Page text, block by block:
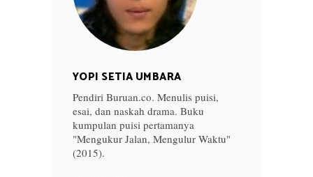
YOPI SETIA UMBARA
Pendiri Buruan.co. Menulis puisi,
esai, dan naskah drama. Buku
kumpulan puisi pertamanya
"Mengukur Jalan, Mengulur Waktu"
(2015).